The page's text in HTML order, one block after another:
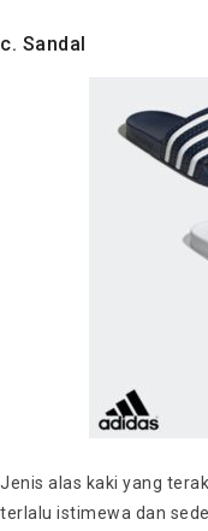
c. Sandal
Jenis alas kaki yang
terlalu istimewa dan